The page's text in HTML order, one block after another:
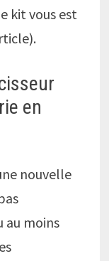
kit vous est
en
nouvelle
au moins